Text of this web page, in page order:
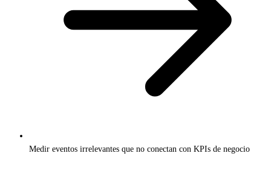
Medir eventos irrelevantes que no conectan con KPIs de negocio